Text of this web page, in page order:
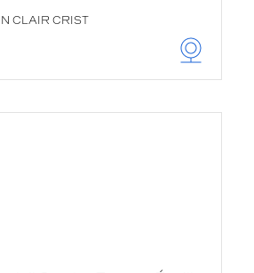
CLAIR CRIST